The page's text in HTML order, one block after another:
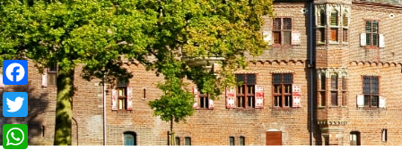
Marocco
Senegal
Seychelles
Sudafrica
Cuba
Messico
Panamà
Repubblica Dominicana
Sudafrica
Tunisia
Zanzibar
Repubblica Dominicana
Stati Uniti
Facebook
Twitter